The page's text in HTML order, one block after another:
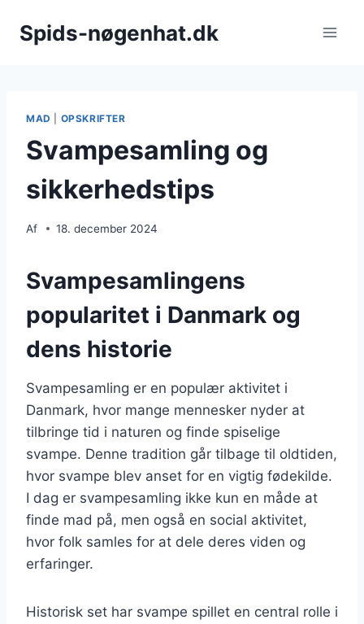
Spids-nøgenhat.dk
MAD OPSKRIFTER
Svampesamling og
sikkerhedstips
Af 18. december 2024
Svampesamlingens
popularitet i Danmark og
dens historie
Svampesamling er en populær aktivitet i
Danmark, hvor mange mennesker nyder at
tilbringe tid i naturen og finde spiselige
svampe. Denne tradition går tilbage til oldtiden,
hvor svampe blev anset for en vigtig fødekilde.
I dag er svampesamling ikke kun en måde at
finde mad på, men også en social aktivitet,
hvor folk samles for at dele deres viden og
erfaringer.
Historisk set har svampe spillet en central rolle i